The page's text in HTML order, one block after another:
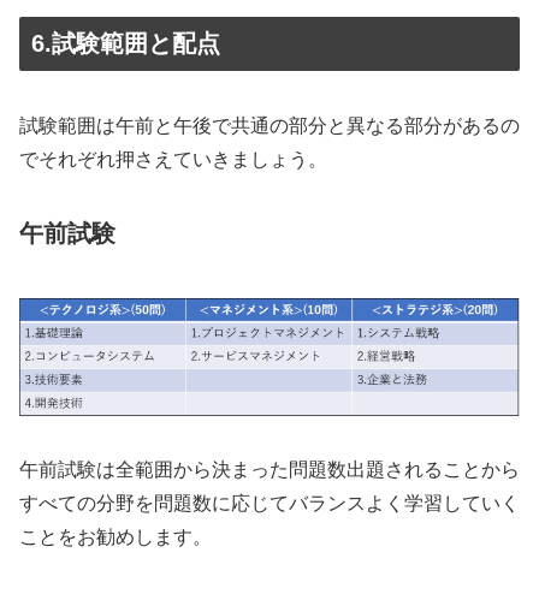
6.試験範囲と配点
試験範囲は午前と午後で共通の部分と異なる部分があるの
でそれぞれ押さえていきましょう。
午前試験
午前試験は全範囲から決まった問題数出題されることから
すべての分野を問題数に応じてバランスよく学習していく
ことをお勧めします。